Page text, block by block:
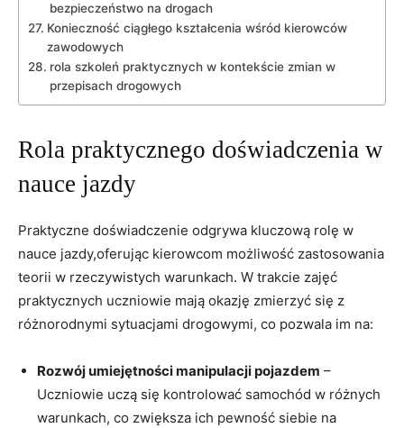
bezpieczeństwo na drogach
Konieczność ciągłego kształcenia wśród kierowców
zawodowych
rola szkoleń praktycznych w kontekście zmian w
przepisach drogowych
Rola praktycznego doświadczenia w
nauce jazdy
Praktyczne doświadczenie odgrywa kluczową rolę w
nauce jazdy,oferując kierowcom możliwość zastosowania
teorii w rzeczywistych warunkach. W trakcie zajęć
praktycznych uczniowie mają okazję zmierzyć się z
różnorodnymi sytuacjami drogowymi, co pozwala im na:
Rozwój umiejętności manipulacji pojazdem –
Uczniowie uczą się kontrolować samochód w różnych
warunkach, co zwiększa ich pewność siebie na